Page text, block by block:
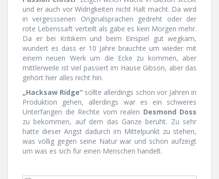
und er auch vor Widrigkeiten nicht Halt macht. Da wird
in vergesssenen Originalsprachen gedreht oder der
rote Lebenssaft verteilt als gäbe es kein Morgen mehr.
Da er bei Kritikern und beim Einspiel gut wegkam,
wundert es dass er 10 Jahre brauchte um wieder mit
einem neuen Werk um die Ecke zu kommen, aber
mittlerweile ist viel passiert im Hause Gibson, aber das
gehört hier alles nicht hin.
„Hacksaw Ridge“ sollte allerdings schon vor Jahren in
Produktion gehen, allerdings war es ein schweres
Unterfangen die Rechte vom realen Desmond Doss
zu bekommen, auf dem das Ganze beruht. Zu sehr
hatte dieser Angst dadurch im Mittelpunkt zu stehen,
was völlig gegen seine Natur war und schon aufzeigt
um was es sich für einen Menschen handelt.